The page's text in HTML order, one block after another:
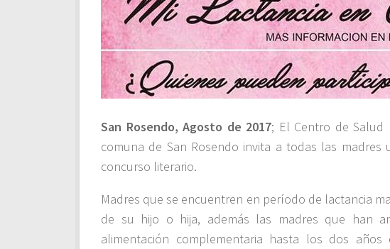
San Rosendo, Agosto de 2017; El Centro de Salud
comuna de San Rosendo invita a todas las
concurso literario.
Madres que se encuentren en período de lactancia
de su hijo o hija, además las madres que han
alimentación complementaria hasta los dos